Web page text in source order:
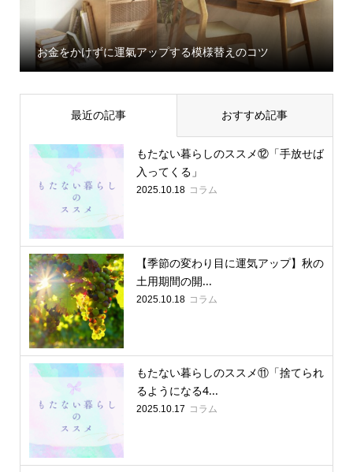
お金をかけずに運氣アップする模様替えのコツ
最近の記事 おすすめ記事
もたない暮らしのススメ⑫「手放せば
入ってくる」
2025.10.18 コラム
【季節の変わり目に運気アップ】秋の
土用期間の開...
2025.10.18 コラム
もたない暮らしのススメ⑪「捨てられ
るようになる4...
2025.10.17 コラム